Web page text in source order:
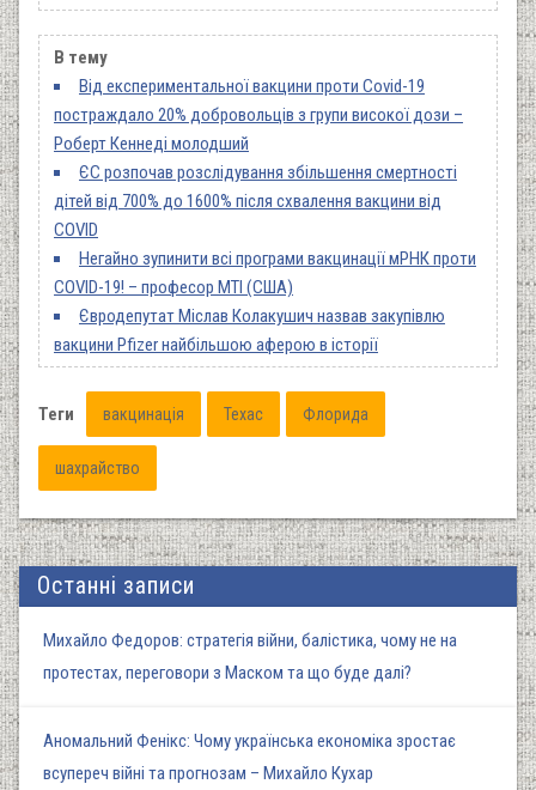
В тему
Від експериментальної вакцини проти Covid-19
постраждало 20% добровольців з групи високої дози –
Роберт Кеннеді молодший
ЄС розпочав розслідування збільшення смертності
дітей від 700% до 1600% після схвалення вакцини від
COVID
Негайно зупинити всі програми вакцинації мРНК проти
COVID-19! – професор МТІ (США)
Євродепутат Міслав Колакушич назвав закупівлю
вакцини Pfizer найбільшою аферою в історії
Теги вакцинація Техас Флорида
шахрайство
Останні записи
Михайло Федоров: стратегія війни, балістика, чому не на
протестах, переговори з Маском та що буде далі?
Аномальний Фенікс: Чому українська економіка зростає
всупереч війні та прогнозам – Михайло Кухар